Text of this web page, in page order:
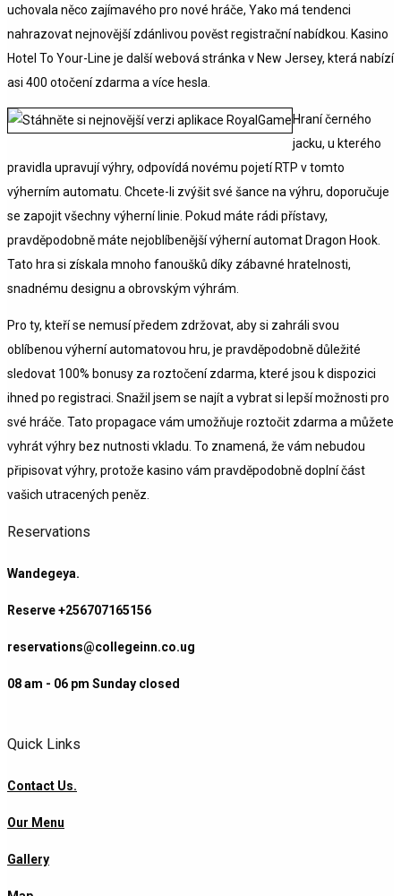
uchovala něco zajímavého pro nové hráče, Yako má tendenci
nahrazovat nejnovější zdánlivou pověst registrační nabídkou. Kasino
Hotel To Your-Line je další webová stránka v New Jersey, která nabízí
asi 400 otočení zdarma a více hesla.
Hraní černého
jacku, u kterého
pravidla upravují výhry, odpovídá novému pojetí RTP v tomto
výherním automatu. Chcete-li zvýšit své šance na výhru, doporučuje
se zapojit všechny výherní linie. Pokud máte rádi přístavy,
pravděpodobně máte nejoblíbenější výherní automat Dragon Hook.
Tato hra si získala mnoho fanoušků díky zábavné hratelnosti,
snadnému designu a obrovským výhrám.
Pro ty, kteří se nemusí předem zdržovat, aby si zahráli svou
oblíbenou výherní automatovou hru, je pravděpodobně důležité
sledovat 100% bonusy za roztočení zdarma, které jsou k dispozici
ihned po registraci. Snažil jsem se najít a vybrat si lepší možnosti pro
své hráče. Tato propagace vám umožňuje roztočit zdarma a můžete
vyhrát výhry bez nutnosti vkladu. To znamená, že vám nebudou
připisovat výhry, protože kasino vám pravděpodobně doplní část
vašich utracených peněz.
Reservations
Wandegeya.
Reserve +256707165156
reservations@collegeinn.co.ug
08 am - 06 pm Sunday closed
Quick Links
Contact Us.
Our Menu
Gallery